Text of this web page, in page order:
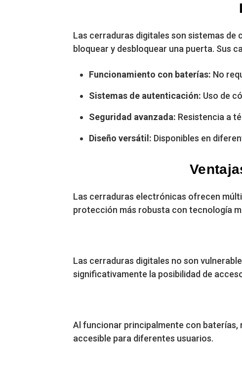
Las cerraduras digitales son sistemas
bloquear y desbloquear una puerta. Sus
Funcionamiento con baterías: No
Sistemas de autenticación: Uso de
Seguridad avanzada: Resistencia a
Diseño versátil: Disponibles en
Las cerraduras electrónicas ofrecen
protección más robusta con tecnología
Las cerraduras digitales no son
significativamente la posibilidad de
Al funcionar principalmente con baterías,
accesible para diferentes usuarios.